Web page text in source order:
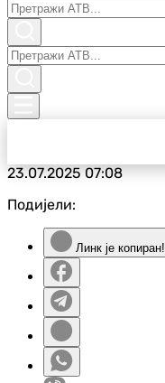
23.07.202507:08
Подијели:
Линк је копиран!